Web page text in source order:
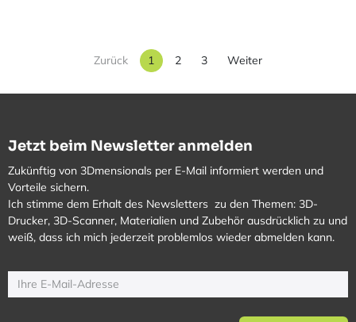
Zurück 1 2 3 Weiter
Jetzt beim Newsletter anmelden
Zukünftig von 3Dmensionals per E-Mail informiert werden und
Vorteile sichern.
Ich stimme dem Erhalt des Newsletters zu den Themen: 3D-
Drucker, 3D-Scanner, Materialien und Zubehör ausdrücklich zu und
weiß, dass ich mich jederzeit problemlos wieder abmelden kann.